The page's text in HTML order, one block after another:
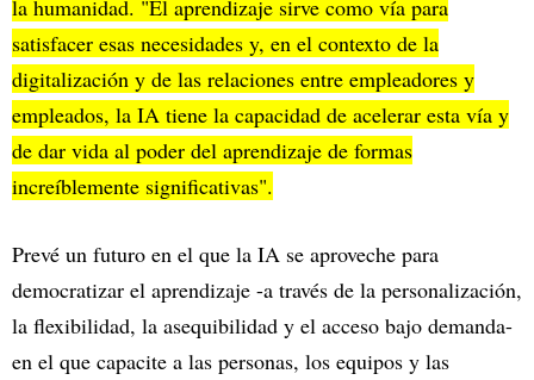
la humanidad. "El aprendizaje sirve como vía para
satisfacer esas necesidades y, en el contexto de la
digitalización y de las relaciones entre empleadores y
empleados, la IA tiene la capacidad de acelerar esta vía y
de dar vida al poder del aprendizaje de formas
increíblemente significativas".
Prevé un futuro en el que la IA se aproveche para
democratizar el aprendizaje -a través de la personalización,
la flexibilidad, la asequibilidad y el acceso bajo demanda-
en el que capacite a las personas, los equipos y las